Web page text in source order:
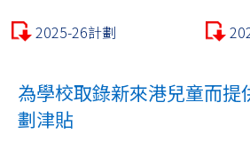
2025-26計劃
為學校取錄新來港兒童而提
劃津貼